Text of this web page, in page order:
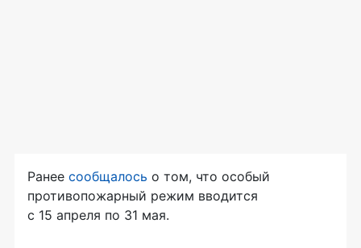
Ранее сообщалось о том, что особый
противопожарный режим вводится
с 15 апреля по 31 мая.